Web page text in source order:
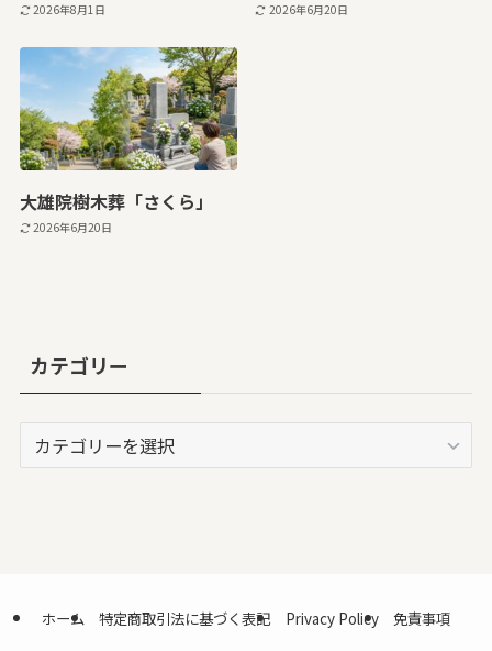
2026年8月1日 2026年6月20日
大雄院樹木葬「さくら」
2026年6月20日
カテゴリー
テ
ホーム 特定商取引法に基づく表記 Privacy Policy 免責事項